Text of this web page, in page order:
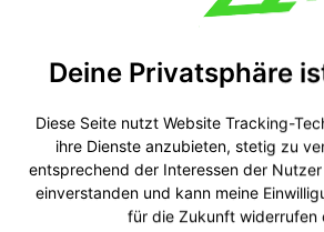
Deine Privatsphäre
Diese Seite nutzt Website Tracking-
ihre Dienste anzubieten, stetig zu
entsprechend der Interessen der
einverstanden und kann meine
für die Zukunft widerrufen